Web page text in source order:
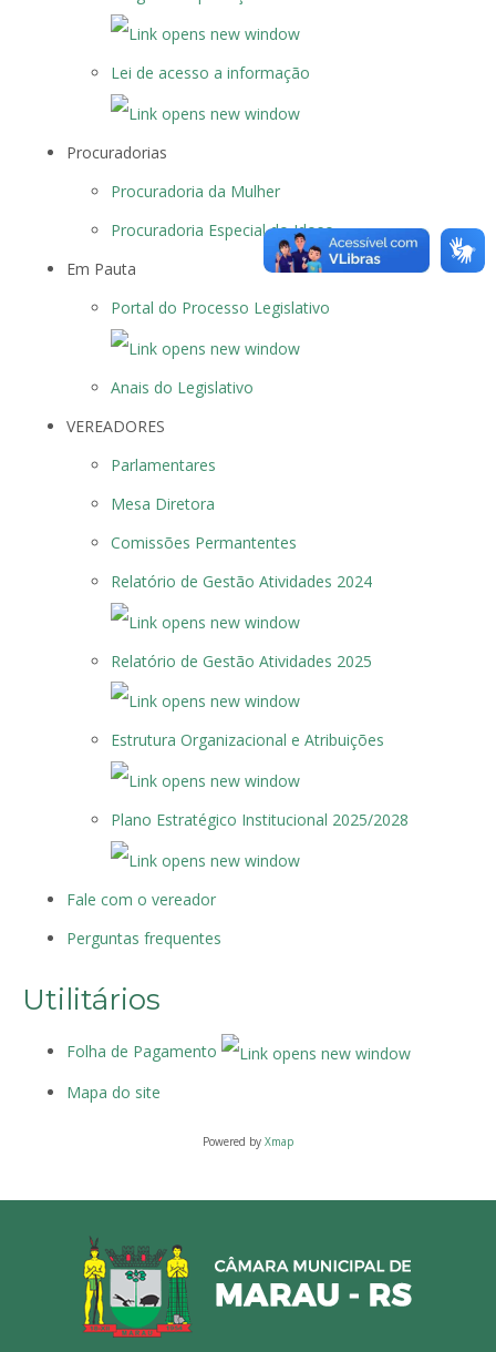
Lei de acesso a informação
Procuradorias
Procuradoria da Mulher
Procuradoria Especial do Idoso
Em Pauta
Portal do Processo Legislativo
Anais do Legislativo
VEREADORES
Parlamentares
Mesa Diretora
Comissões Permantentes
Relatório de Gestão Atividades 2024
Relatório de Gestão Atividades 2025
Estrutura Organizacional e Atribuições
Plano Estratégico Institucional 2025/2028
Fale com o vereador
Perguntas frequentes
Utilitários
Folha de Pagamento
Mapa do site
Powered by Xmap